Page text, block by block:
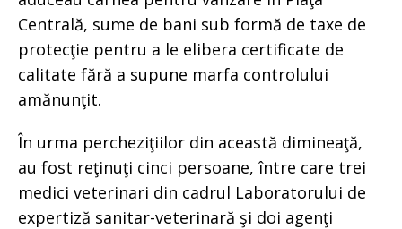
Centrală, sume de bani sub formă de taxe de
protecţie pentru a le elibera certificate de
calitate fără a supune marfa controlului
amănunţit.
În urma percheziţiilor din această dimineaţă,
au fost reţinuţi cinci persoane, între care trei
medici veterinari din cadrul Laboratorului de
expertiză sanitar-veterinară şi doi agenţi